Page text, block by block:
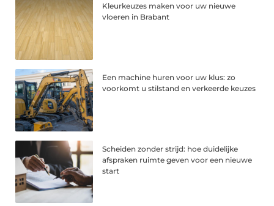
Kleurkeuzes maken voor uw nieuwe
vloeren in Brabant
Een machine huren voor uw klus: zo
voorkomt u stilstand en verkeerde keuzes
Scheiden zonder strijd: hoe duidelijke
afspraken ruimte geven voor een nieuwe
start